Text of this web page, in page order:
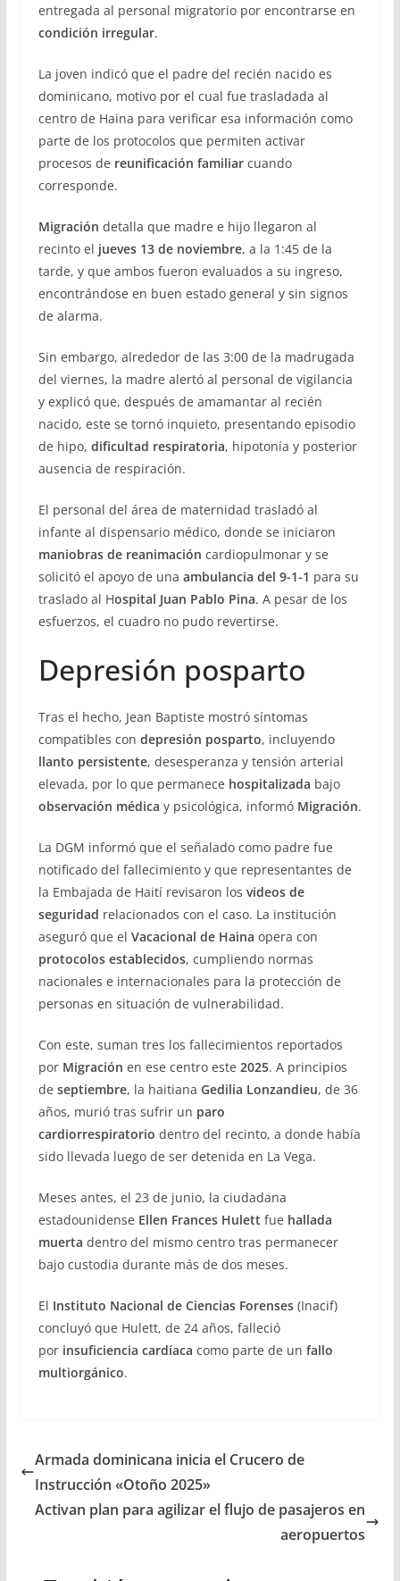
entregada al personal migratorio por encontrarse en
condición irregular.
La joven indicó que el padre del recién nacido es
dominicano, motivo por el cual fue trasladada al
centro de Haina para verificar esa información como
parte de los protocolos que permiten activar
procesos de reunificación familiarcuando
corresponde.
Migración detalla que madre e hijo llegaron al
recinto el jueves 13 de noviembre, a la 1:45 de la
tarde, y que ambos fueron evaluados a su ingreso,
encontrándose en buen estado general y sin signos
de alarma.
Sin embargo, alrededor de las 3:00 de la madrugada
del viernes, la madre alertó al personal de vigilancia
y explicó que, después de amamantar al recién
nacido, este se tornó inquieto, presentando episodio
de hipo, dificultad respiratoria, hipotonía y posterior
ausencia de respiración.
El personal del área de maternidad trasladó al
infante al dispensario médico, donde se iniciaron
maniobras de reanimación cardiopulmonar y se
solicitó el apoyo de una ambulancia del 9-1-1 para su
traslado al Hospital Juan Pablo Pina. A pesar de los
esfuerzos, el cuadro no pudo revertirse.
Depresión posparto
Tras el hecho, Jean Baptiste mostró síntomas
compatibles con depresión posparto, incluyendo
llanto persistente, desesperanza y tensión arterial
elevada, por lo que permanece hospitalizada bajo
observación médica y psicológica, informó Migración.
La DGM informó que el señalado como padre fue
notificado del fallecimiento y que representantes de
la Embajada de Haití revisaron los videos de
seguridad relacionados con el caso. La institución
aseguró que el Vacacional de Haina opera con
protocolos establecidos, cumpliendo normas
nacionales e internacionales para la protección de
personas en situación de vulnerabilidad.
Con este, suman tres los fallecimientos reportados
por Migración en ese centro este 2025. A principios
de septiembre, la haitiana Gedilia Lonzandieu, de 36
años, murió tras sufrir un paro
cardiorrespiratorio dentro del recinto, a donde había
sido llevada luego de ser detenida en La Vega.
Meses antes, el 23 de junio, la ciudadana
estadounidense Ellen Frances Hulett fue hallada
muerta dentro del mismo centro tras permanecer
bajo custodia durante más de dos meses.
El Instituto Nacional de Ciencias Forenses(Inacif)
concluyó que Hulett, de 24 años, falleció
por insuficiencia cardíaca como parte de un fallo
multiorgánico.
Armada dominicana inicia el Crucero de
Instrucción «Otoño 2025»
Activan plan para agilizar el flujo de pasajeros en
aeropuertos